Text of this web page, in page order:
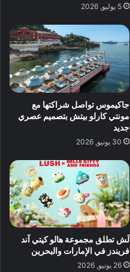
5 يوليو, 2026
جاكيموس تواصل شراكتها مع
مونتي كارلو بيتش بتصميم عصري
جديد
30 يونيو, 2026
لَش تطلق مجموعة هالو كيتي آند
فريندز في الإمارات والبحرين
26 يونيو, 2026